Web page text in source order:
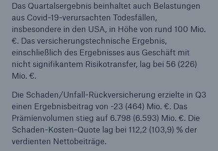
Das Quartalsergebnis beinhaltet auch Belastungen
aus Covid-19-verursachten Todesfällen,
insbesondere in den USA, in Höhe von rund 100 Mio.
€. Das versicherungstechnische Ergebnis,
einschließlich des Ergebnisses aus Geschäft mit
nicht signifikantem Risikotransfer, lag bei 56 (226)
Mio. €.
Die Schaden/Unfall-Rückversicherung erzielte in Q3
einen Ergebnisbeitrag von -23 (464) Mio. €. Das
Prämienvolumen stieg auf 6.798 (6.593) Mio. €. Die
Schaden-Kosten-Quote lag bei 112,2 (103,9) % der
verdienten Nettobeiträge.
Rückversicherung Leben/Gesundheit
MIRA Digital Suite